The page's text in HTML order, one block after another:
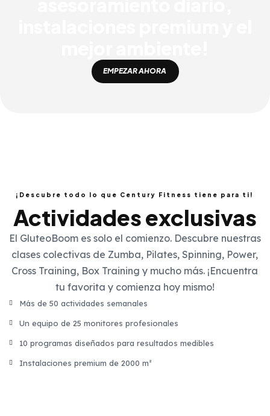
EMPEZAR AHORA
¡Descubre todo lo que Century Fitness tiene para ti!
Actividades exclusivas
El GluteoBoom es solo el comienzo. Descubre nuestras
clases colectivas de Zumba, Pilates, Spinning, Power,
Cross Training, Box Training y mucho más. ¡Encuentra
tu favorita y comienza hoy mismo!
Más de 50 actividades semanales
Un equipo de 25 monitores profesionales
10 programas diseñados para resultados medibles
Instalaciones premium de 2000 m²